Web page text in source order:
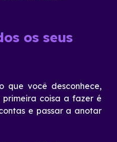
os seus
que você desconhece,
primeira coisa a fazer é
e passar a anotar